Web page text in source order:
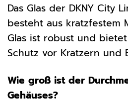
Das Glas der DKNY City
besteht aus kratzfestem
Glas ist robust und
Schutz vor Kratzern und
Wie groß ist der
Gehäuses?